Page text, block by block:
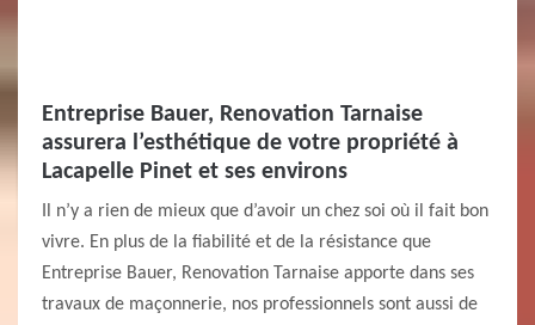
Entreprise Bauer, Renovation Tarnaise
assurera l’esthétique de votre propriété à
Lacapelle Pinet et ses environs
Il n’y a rien de mieux que d’avoir un chez soi où il fait bon
vivre. En plus de la fiabilité et de la résistance que
Entreprise Bauer, Renovation Tarnaise apporte dans ses
travaux de maçonnerie, nos professionnels sont aussi de